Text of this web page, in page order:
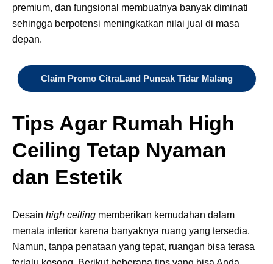
premium, dan fungsional membuatnya banyak diminati
sehingga berpotensi meningkatkan nilai jual di masa
depan.
Claim Promo CitraLand Puncak Tidar Malang
Tips Agar Rumah High
Ceiling Tetap Nyaman
dan Estetik
Desain high ceiling memberikan kemudahan dalam
menata interior karena banyaknya ruang yang tersedia.
Namun, tanpa penataan yang tepat, ruangan bisa terasa